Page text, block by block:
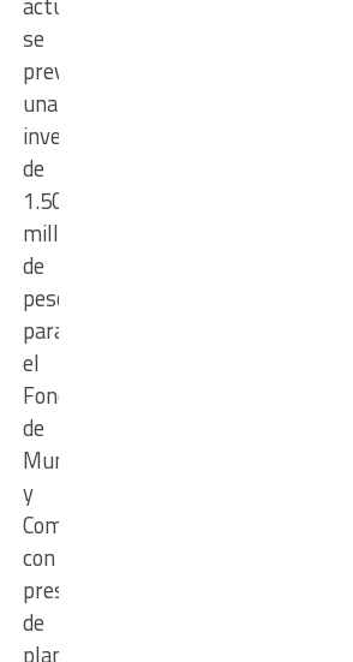
se
prevé
una
inversión
de
1.500
millones
de
pesos
para
el
Fondo
de
Municipios
y
Comunas,
con
presentación
de
planes